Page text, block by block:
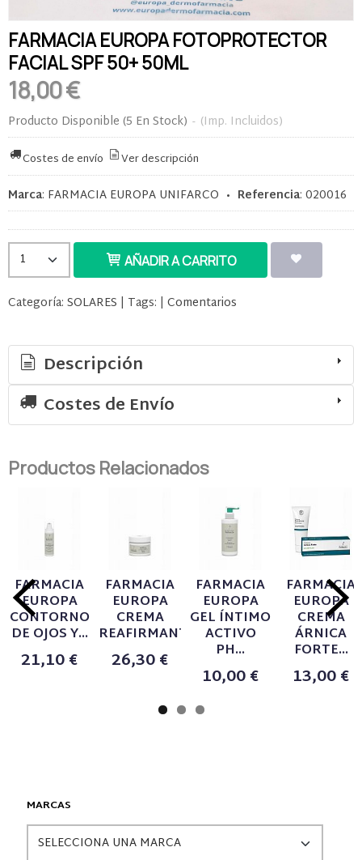
MARCAS
FARMACIA EUROPA FOTOPROTECTOR
FACIAL SPF 50+ 50ML
18,00 €
Producto Disponible (5 En Stock) - (Imp. Incluidos)
Costes de envío Ver descripción
Marca: FARMACIA EUROPA UNIFARCO • Referencia: 020016
AÑADIR A CARRITO
Categoría: SOLARES | Tags: | Comentarios
Descripción
Costes de Envío
Productos Relacionados
FARMACIA
EUROPA
CONTORNO
DE OJOS Y...
21,10 €
FARMACIA
EUROPA
CREMA
REAFIRMANTE...
26,30 €
FARMACIA
EUROPA
GEL ÍNTIMO
ACTIVO
PH...
10,00 €
FARMACIA
EUROPA
CREMA
ÁRNICA
FORTE...
13,00 €